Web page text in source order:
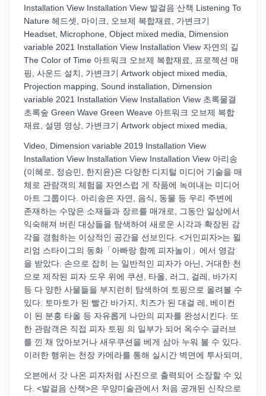
Installation View Installation View 발걸음 산책 Listening To
Nature 헤드셋, 마이크, 오브제 복합재료, 가변크기
Headset, Microphone, Object mixed media, Dimension
variable 2021 Installation View Installation View 자연의 길
The Color of Time 아트워크 오브제 복합재료, 프로젝션 매
핑, 사운드 설치, 가변크기 Artwork object mixed media,
Projection mapping, Sound installation, Dimension
variable 2021 Installation View Installation View 초록물결
초록숲 Green Wave Green Weave 아트워크 오브제 복합
재료, 설명 영상, 가변크기 Artwork object mixed media,
Video, Dimension variable 2019 Installation View
Installation View Installation View Installation View 아리송
(이혜로, 정승민, 한지윤)은 다양한 디지털 미디어 기술을 매
체로 관람객의 체험을 자연스럽 게 작품에 녹여내는 미디어
아트 그룹이다. 아리송은 자연, 음식, 동물 등 우리 주변에
존재하는 수많은 소재들과 장르를 매개로, 그동안 일상에서
익숙해져 버린 대상들을 탐색하여 새로운 시각과 확장된 감
각을 경험하는 이상적인 공간을 선보인다. <거인피자>는 윌
리엄 스타이그의 동화「아빠랑 함께 피자놀이」에서 영감
을 받았다. 손으로 잡히 는 일반적인 피자가 아닌, 거대한 천
으로 제작된 피자 도우 위에 쿠션, 타올, 러그, 걸레, 바가지
등 다 양한 사물들을 부지런히 탐색하여 토핑으로 올려볼 수
있다. 토마토가 된 빨간 바가지, 치즈가 된 대걸 레, 베이컨
이 된 분홍 타올 등 자유롭게 나만의 피자를 완성시킨다. 또
한 관람객은 직접 피자 토핑 의 일부가 되어 옥수수 글러브
를 낀 채 앉아보거나 새우쿠션을 베게 삼아 누워 볼 수 있다.
이러한 행위는 천장 카메라를 통해 실시간 벽면에 투사되며,
오븐에서 갓 나온 피자처럼 사진으로 출력되어 소장할 수 있
다. <발걸음 산책>은 우양미술관에서 처음 공개된 신작으로